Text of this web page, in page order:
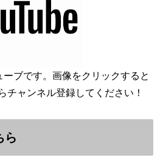
ブです。画像をクリックすると
チャンネル登録してください！
ら